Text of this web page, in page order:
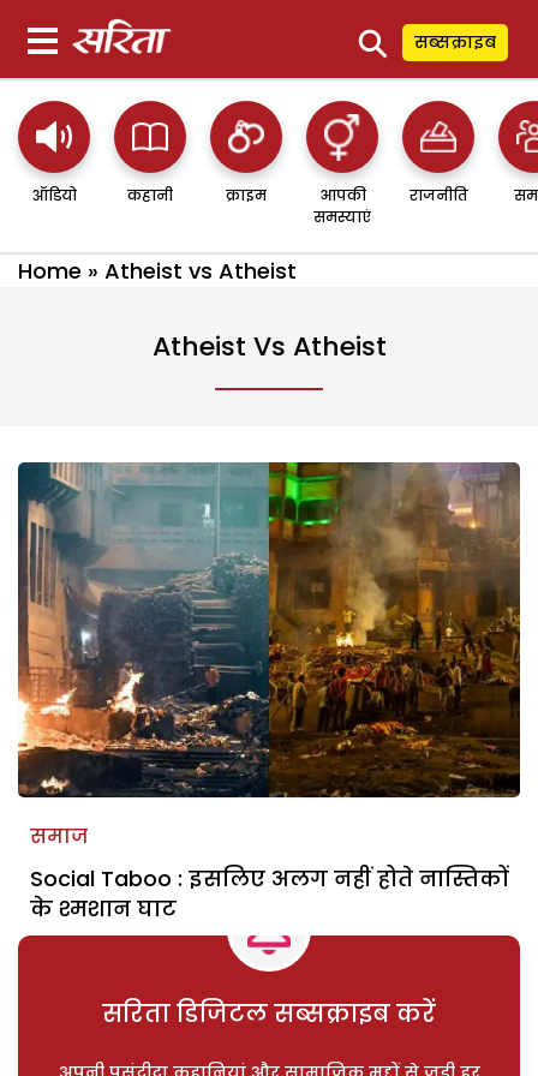
⚲ सब्सक्राइब
ऑडियो कहानी क्राइम
आपकी
समस्याएं
राजनीति
Home » Atheist vs Atheist
Atheist Vs Atheist
समाज
Social Taboo : इसलिए अलग नहीं होते नास्तिकों
के श्मशान घाट
सरिता डिजिटल सब्सक्राइब करें